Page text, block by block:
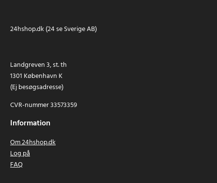
24hshop.dk (24 se Sverige AB)
Landgreven 3, st. th
1301 København K
(Ej besøgsadresse)
CVR-nummer 33573359
Information
Om 24hshop.dk
Log på
FAQ